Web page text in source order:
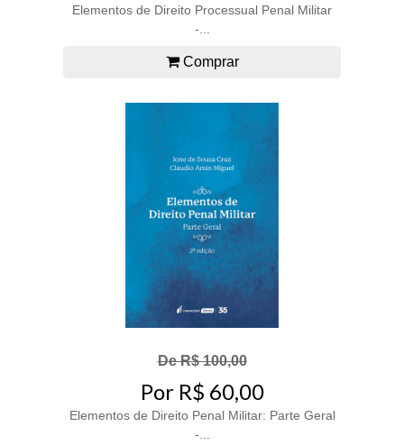
Elementos de Direito Processual Penal Militar
-...
Comprar
De R$ 100,00
Por R$ 60,00
Elementos de Direito Penal Militar: Parte Geral
-...